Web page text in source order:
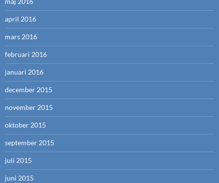
april 2016
mars 2016
februari 2016
januari 2016
december 2015
november 2015
oktober 2015
september 2015
juli 2015
juni 2015